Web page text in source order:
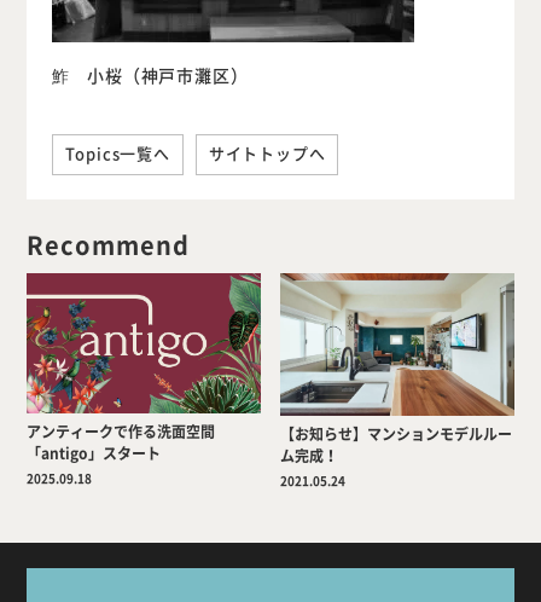
鮓 小桜（神戸市灘区）
Topics一覧へ サイトトップへ
Recommend
アンティークで作る洗面空間
「antigo」スタート
2025.09.18
【お知らせ】マンションモデルルー
ム完成！
2021.05.24
Company
Work Flow